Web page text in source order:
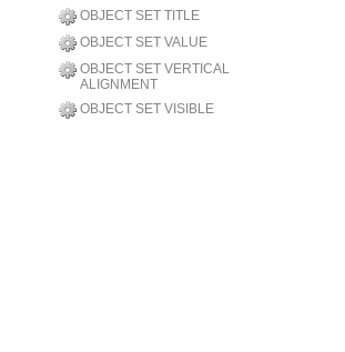
OBJECT SET TITLE
OBJECT SET VALUE
OBJECT SET VERTICAL
ALIGNMENT
OBJECT SET VISIBLE